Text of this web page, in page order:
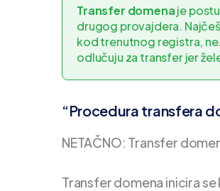
Transfer domenaje
drugog provajdera.
kod trenutnog registra,
odlučuju za transfer jer
“Procedura transfera
NETAČNO: Transfer
Transfer domena inicira